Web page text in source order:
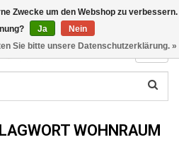
WOHNRAUM
Zwecke um den Webshop zu verbessern.
Ja
Nein
Sie bitte unsere Datenschutzerklärung. »